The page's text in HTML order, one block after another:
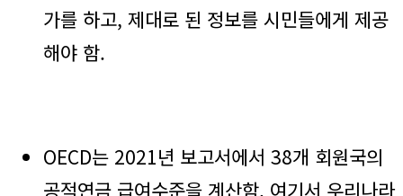
가를 하고, 제대로 된 정보를 시민들에게 제공
해야 함.
OECD는 2021년 보고서에서 38개 회원국의
공적연금 급여수준을 계산함. 여기서 우리나라